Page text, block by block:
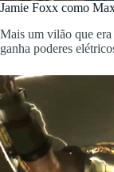
Jamie Foxx como
Mais um vilão que
ganha poderes